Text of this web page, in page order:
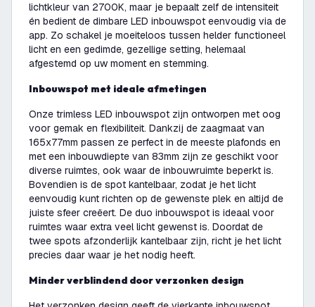
lichtkleur van 2700K, maar je bepaalt zelf de intensiteit
én bedient de dimbare LED inbouwspot eenvoudig via de
app. Zo schakel je moeiteloos tussen helder functioneel
licht en een gedimde, gezellige setting, helemaal
afgestemd op uw moment en stemming.
Inbouwspot met ideale afmetingen
Onze trimless LED inbouwspot zijn ontworpen met oog
voor gemak en flexibiliteit. Dankzij de zaagmaat van
165x77mm passen ze perfect in de meeste plafonds en
met een inbouwdiepte van 83mm zijn ze geschikt voor
diverse ruimtes, ook waar de inbouwruimte beperkt is.
Bovendien is de spot kantelbaar, zodat je het licht
eenvoudig kunt richten op de gewenste plek en altijd de
juiste sfeer creëert. De duo inbouwspot is ideaal voor
ruimtes waar extra veel licht gewenst is. Doordat de
twee spots afzonderlijk kantelbaar zijn, richt je het licht
precies daar waar je het nodig heeft.
Minder verblindend door verzonken design